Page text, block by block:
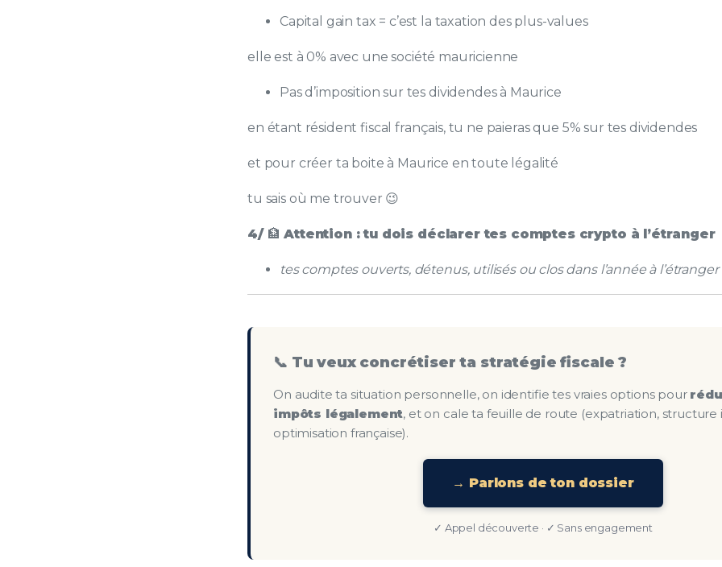
Capital gain tax = c’est la taxation des plus-values
elle est à 0% avec une société mauricienne
Pas d’imposition sur tes dividendes à Maurice
en étant résident fiscal français, tu ne paieras que 5% sur tes dividendes
et pour créer ta boite à Maurice en toute légalité
tu sais où me trouver 😉
4/ 🏦 Attention : tu dois déclarer tes comptes crypto à l’étranger
tes comptes ouverts, détenus, utilisés ou clos dans l’année à l’étranger
📞 Tu veux concrétiser ta stratégie fiscale ?
On audite ta situation personnelle, on identifie tes vraies options pour
impôts légalement, et on cale ta feuille de route (expatriation, structure
optimisation française).
→ Parlons de ton dossier
✓ Appel découverte · ✓ Sans engagement